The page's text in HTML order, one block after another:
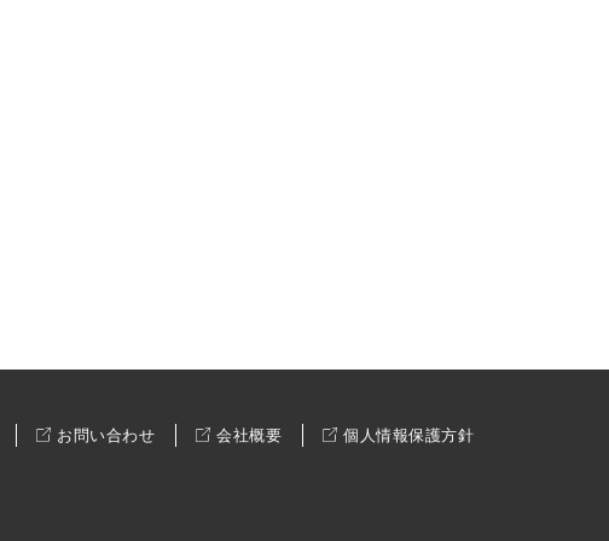
お問い合わせ 会社概要 個人情報保護方針